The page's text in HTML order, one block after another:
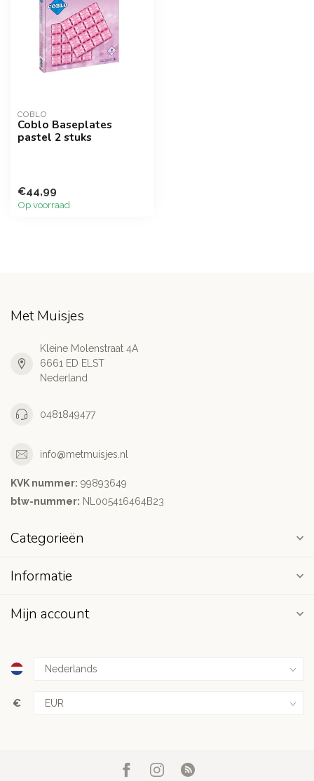
COBLO
Coblo Baseplates
pastel 2 stuks
€44,99
Op voorraad
Met Muisjes
Kleine Molenstraat 4A
6661 ED ELST
Nederland
0481849477
info@metmuisjes.nl
KVK nummer: 99893649
btw-nummer: NL005416464B23
Categorieën
Informatie
Mijn account
€